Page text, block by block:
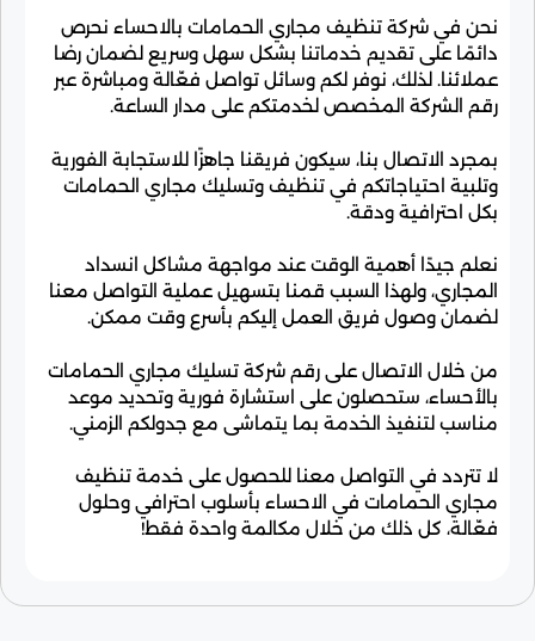
نحن في شركة تنظيف مجاري الحمامات بالاحساء نحرص
دائمًا على تقديم خدماتنا بشكل سهل وسريع لضمان رضا
عملائنا. لذلك، نوفر لكم وسائل تواصل فعّالة ومباشرة عبر
رقم الشركة المخصص لخدمتكم على مدار الساعة.
بمجرد الاتصال بنا، سيكون فريقنا جاهزًا للاستجابة الفورية
وتلبية احتياجاتكم في تنظيف وتسليك مجاري الحمامات
بكل احترافية ودقة.
نعلم جيدًا أهمية الوقت عند مواجهة مشاكل انسداد
المجاري، ولهذا السبب قمنا بتسهيل عملية التواصل معنا
لضمان وصول فريق العمل إليكم بأسرع وقت ممكن.
من خلال الاتصال على رقم شركة تسليك مجاري الحمامات
بالأحساء، ستحصلون على استشارة فورية وتحديد موعد
مناسب لتنفيذ الخدمة بما يتماشى مع جدولكم الزمني.
لا تتردد في التواصل معنا للحصول على خدمة تنظيف
مجاري الحمامات في الاحساء بأسلوب احترافي وحلول
فعّالة، كل ذلك من خلال مكالمة واحدة فقط!